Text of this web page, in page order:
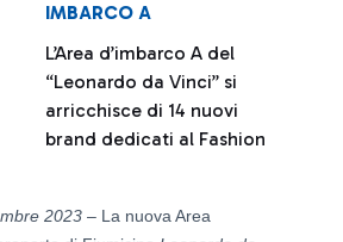
IMBARCO A
L’Area d’imbarco A del
“Leonardo da Vinci” si
arricchisce di 14 nuovi
brand dedicati al Fashion
2023 – La nuova Area